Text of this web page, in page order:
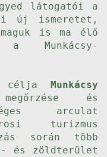
látogatói a
új ismeretet,
is ma élő
a Munkácsy-
célja Munkácsy
és
arculat
turizmus
során több
és zöldterület